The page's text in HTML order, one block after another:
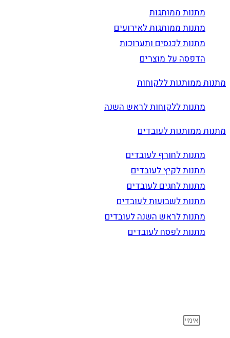
מתנות ממותגות
מתנות ממותגות לאירועים
מתנות לכנסים ותערוכות
הדפסה על מוצרים
מתנות ממותגות ללקוחות
מתנות ללקוחות לראש השנה
מתנות ממותגות לעובדים
מתנות לחורף לעובדים
מתנות לקיץ לעובדים
מתנות לחגים לעובדים
מתנות לשבועות לעובדים
מתנות לראש השנה לעובדים
מתנות לפסח לעובדים